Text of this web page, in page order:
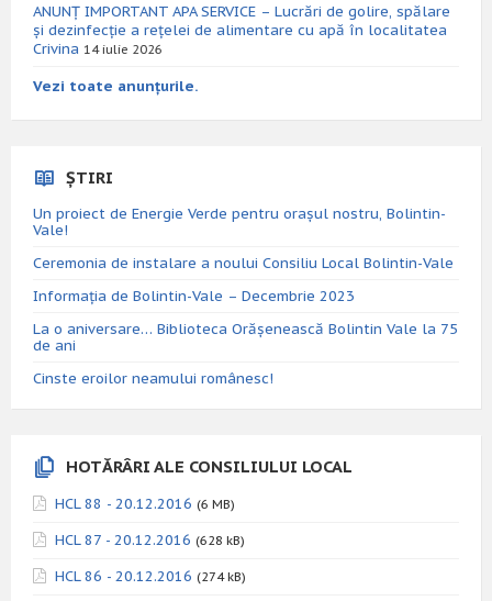
ANUNȚ IMPORTANT APA SERVICE – Lucrări de golire, spălare
și dezinfecție a rețelei de alimentare cu apă în localitatea
Crivina 14 iulie 2026
Vezi toate anunțurile.
ȘTIRI
Un proiect de Energie Verde pentru orașul nostru, Bolintin-
Vale!
Ceremonia de instalare a noului Consiliu Local Bolintin-Vale
Informația de Bolintin-Vale – Decembrie 2023
La o aniversare… Biblioteca Orăşenească Bolintin Vale la 75
de ani
Cinste eroilor neamului românesc!
HOTĂRÂRI ALE CONSILIULUI LOCAL
HCL 88 - 20.12.2016 (6 MB)
HCL 87 - 20.12.2016 (628 kB)
HCL 86 - 20.12.2016 (274 kB)